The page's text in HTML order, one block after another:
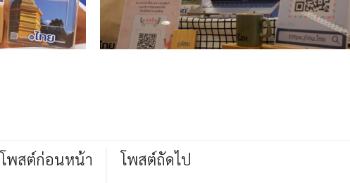
โพสต์ก่อนหน้า โพสต์ถัดไป